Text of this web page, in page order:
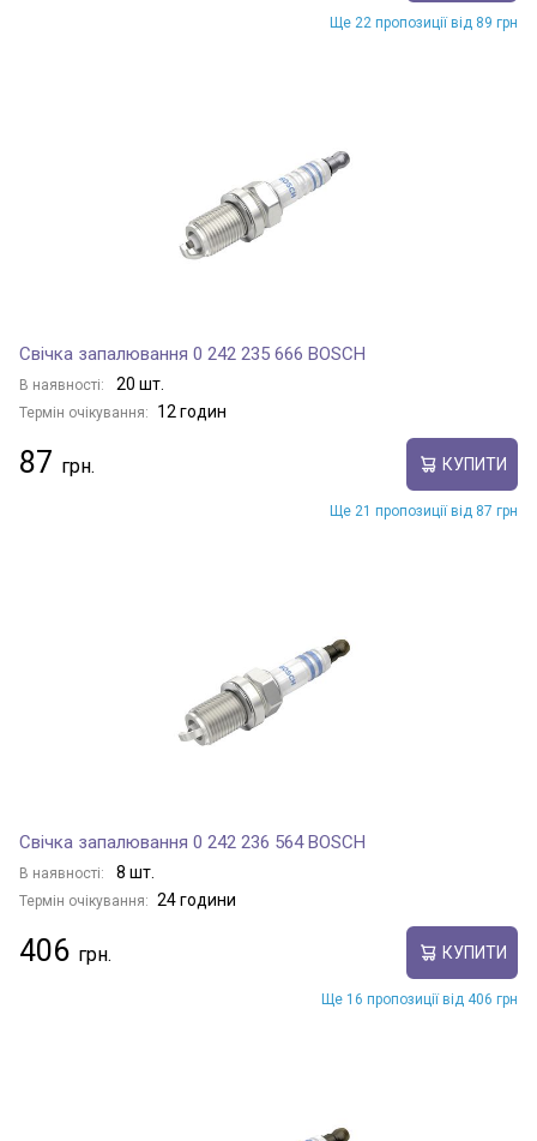
Ще 22 пропозиції від 89 грн
Свічка запалювання 0 242 235 666 BOSCH
В наявності: 20 шт.
Термін очікування: 12 годин
87 КУПИТИ
Ще 21 пропозиції від 87 грн
Свічка запалювання 0 242 236 564 BOSCH
В наявності: 8 шт.
Термін очікування: 24 години
406 КУПИТИ
Ще 16 пропозиції від 406 грн